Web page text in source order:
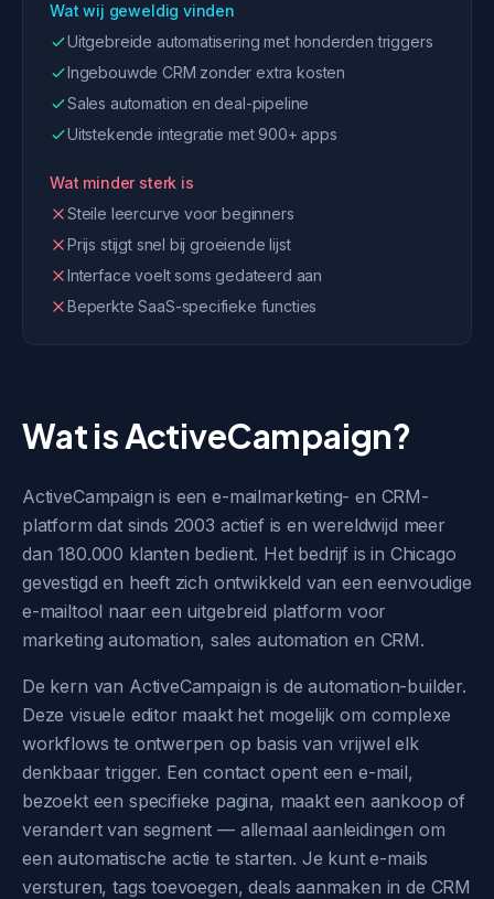
Wat wij geweldig vinden
Uitgebreide automatisering met honderden triggers
Ingebouwde CRM zonder extra kosten
Sales automation en deal-pipeline
Uitstekende integratie met 900+ apps
Wat minder sterk is
Steile leercurve voor beginners
Prijs stijgt snel bij groeiende lijst
Interface voelt soms gedateerd aan
Beperkte SaaS-specifieke functies
Wat is ActiveCampaign?
ActiveCampaign is een e-mailmarketing- en CRM-
platform dat sinds 2003 actief is en wereldwijd meer
dan 180.000 klanten bedient. Het bedrijf is in Chicago
gevestigd en heeft zich ontwikkeld van een eenvoudige
e-mailtool naar een uitgebreid platform voor
marketing automation, sales automation en CRM.
De kern van ActiveCampaign is de automation-builder.
Deze visuele editor maakt het mogelijk om complexe
workflows te ontwerpen op basis van vrijwel elk
denkbaar trigger. Een contact opent een e-mail,
bezoekt een specifieke pagina, maakt een aankoop of
verandert van segment — allemaal aanleidingen om
een automatische actie te starten. Je kunt e-mails
versturen, tags toevoegen, deals aanmaken in de CRM